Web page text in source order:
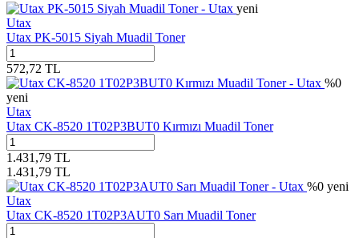
yeni
Utax
Utax PK-5015 Siyah Muadil Toner
572,72 TL
%0
yeni
Utax
Utax CK-8520 1T02P3BUT0 Kırmızı Muadil Toner
1.431,79 TL
1.431,79 TL
%0 yeni
Utax
Utax CK-8520 1T02P3AUT0 Sarı Muadil Toner